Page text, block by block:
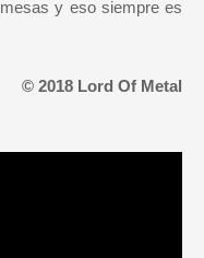
y eso siempre es
© 2018 Lord Of Metal